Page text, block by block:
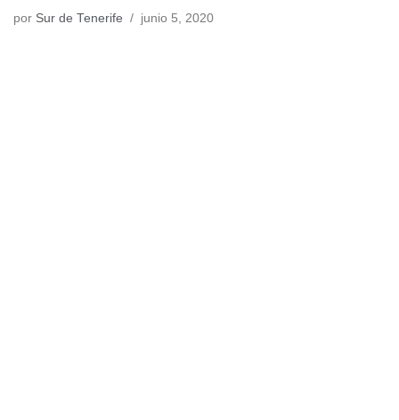
por Sur de Tenerife junio 5, 2020